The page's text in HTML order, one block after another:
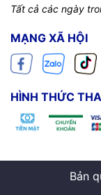
Tất cả các ngày
MẠNG XÃ HỘI
HÌNH THỨC
Bản